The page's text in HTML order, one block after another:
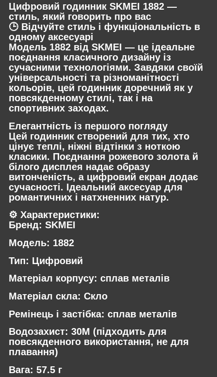
Цифровий годинник SKMEI 1882 —
стиль, який говорить про вас
🕒 Відчуйте стиль і функціональність в
одному аксесуарі
Модель 1882 від SKMEI — це ідеальне
поєднання класичного дизайну із
сучасними технологіями. Завдяки своїй
універсальності та різноманітності
кольорів, цей годинник доречний як у
повсякденному стилі, так і на
спортивних заходах.
Елегантність із першого погляду
Цей годинник створений для тих, хто
цінує теплі, ніжні відтінки з ноткою
класики. Поєднання рожевого золота й
білого дисплея надає образу
витонченість, а цифровий екран додає
сучасності. Ідеальний аксесуар для
романтичних і натхненних натур.
⚙️ Характеристики:
Бренд: SKMEI
Модель: 1882
Тип: Цифровий
Матеріал корпусу: сплав металів
Матеріал скла: Скло
Ремінець і застібка: сплав металів
Водозахист: 30M (підходить для
повсякденного використання, не для
плавання)
Вага: 57.5 г